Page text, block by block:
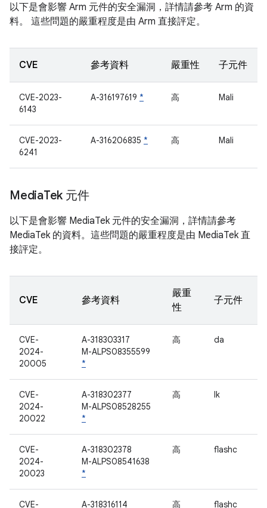
以下是會影響 Arm 元件的安全漏洞，詳情請參考 Arm 的資
料。 這些問題的嚴重程度是由 Arm 直接評定。
CVE 參考資料 嚴重性 子元件
CVE-2023-
6143
A-316197619 * 高 Mali
CVE-2023-
6241
A-316206835 * 高 Mali
MediaTek 元件
以下是會影響 MediaTek 元件的安全漏洞，詳情請參考
MediaTek 的資料。這些問題的嚴重程度是由 MediaTek 直
接評定。
CVE 參考資料
嚴重
性
子元件
CVE-
2024-
20005
A-318303317
M-ALPS08355599
*
高 da
CVE-
2024-
20022
A-318302377
M-ALPS08528255
*
高 lk
CVE-
2024-
20023
A-318302378
M-ALPS08541638
*
高 flashc
CVE- A-318316114 高 flashc